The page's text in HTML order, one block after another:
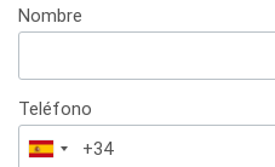
Nombre
Teléfono
España